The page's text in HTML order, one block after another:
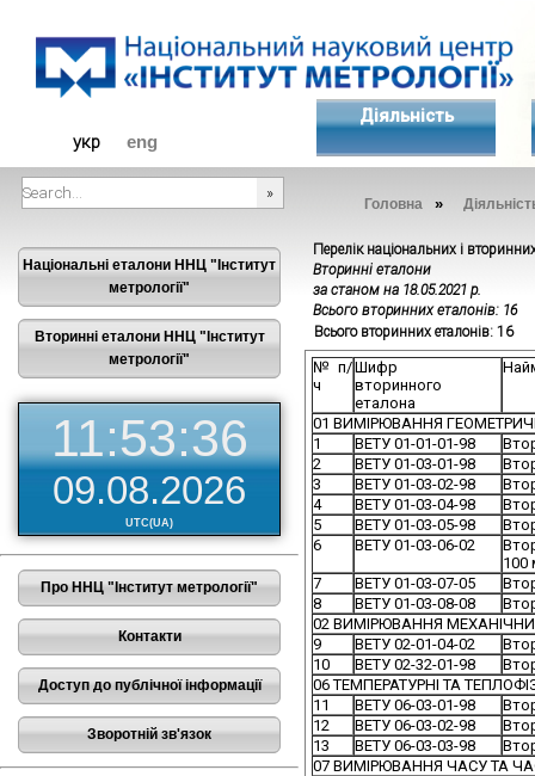
укр eng
Діяльність
Головна »
Національні еталони ННЦ "Інститут
метрології"
Вторинні еталони ННЦ "Інститут
метрології"
11:53:37
09.08.2026
UTC(UA)
Про ННЦ "Інститут метрології"
Контакти
Доступ до публічної інформації
Зворотній зв'язок
Перелік національних і
Вторинні еталони
за станом на 18.05.2021 р.
Всього вторинних еталонів: 16
Всього вторинних еталонів: 16
№ п/
ч
Шифр
вторинного
еталона
01 ВИМІРЮВАННЯ
1
ВЕТУ 01-01-01-98
2
ВЕТУ 01-03-01-98
3
ВЕТУ 01-03-02-98
4
ВЕТУ 01-03-04-98
5
ВЕТУ 01-03-05-98
6
ВЕТУ 01-03-06-02
100
7
ВЕТУ 01-03-07-05
8
ВЕТУ 01-03-08-08
02 ВИМІРЮВАННЯ
9
ВЕТУ 02-01-04-02
10
ВЕТУ 02-32-01-98
06 ТЕМПЕРАТУРНІ ТА
11
ВЕТУ 06-03-01-98
12
ВЕТУ 06-03-02-98
13
ВЕТУ 06-03-03-98
07 ВИМІРЮВАННЯ ЧАСУ ТА